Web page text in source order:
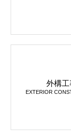
外構工
EXTERIOR